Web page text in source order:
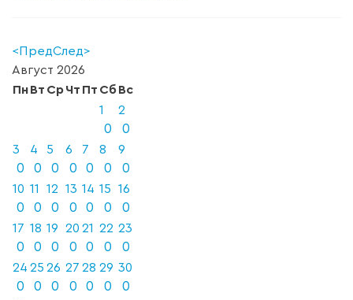
<ПредСлед>
Август 2026
ПнВт СрЧт Пт СбВс
1
0
2
0
3
0
4
0
5
0
6
0
7
0
8
0
9
0
10
0
11
0
12
0
13
0
14
0
15
0
16
0
17
0
18
0
19
0
20
0
21
0
22
0
23
0
24
0
25
0
26
0
27
0
28
0
29
0
30
0